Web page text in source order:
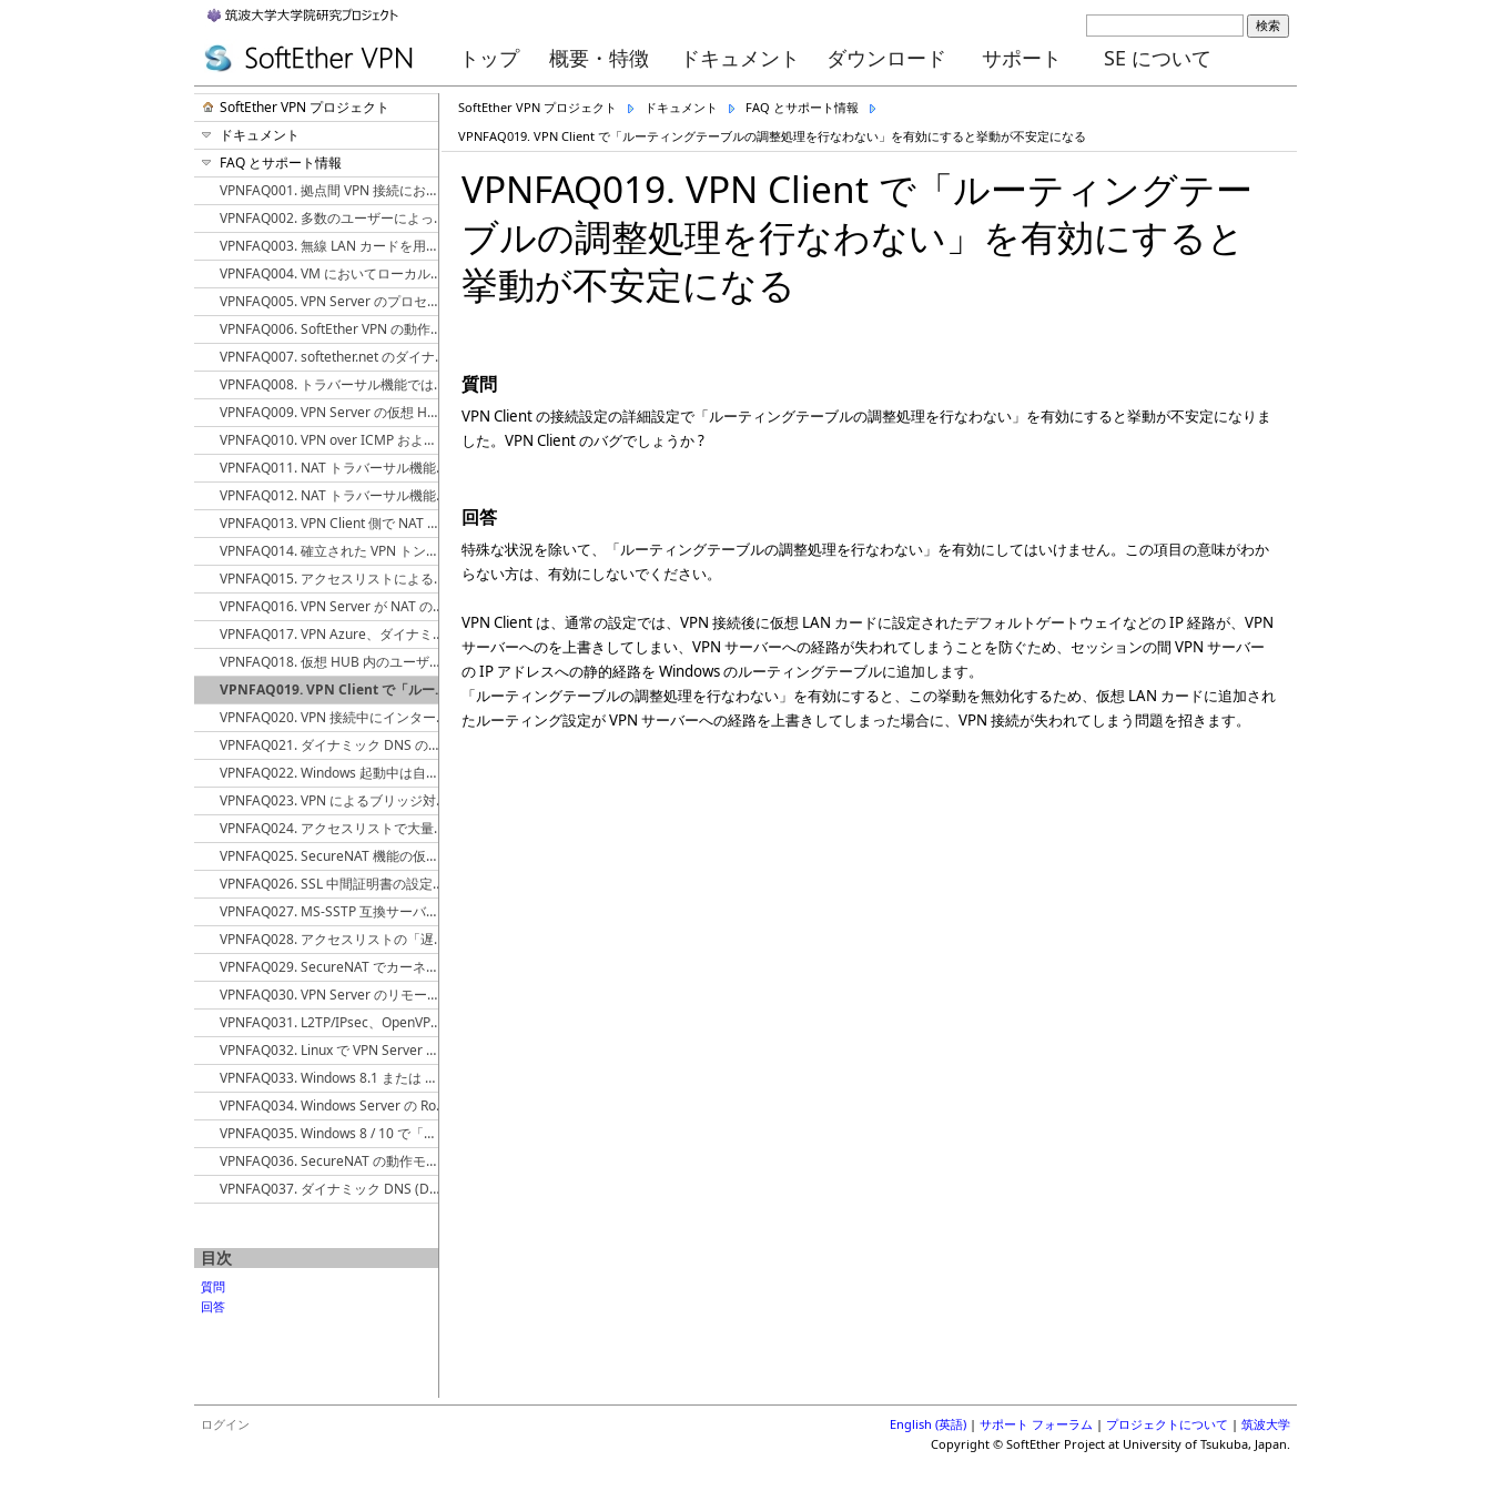
検索
トップ 概要・特徴 ドキュメント ダウンロード サポート SE について
SoftEther VPN プロジェクト
ドキュメント
FAQ とサポート情報
VPNFAQ001. 拠点間 VPN 接続における冗長構成を実現する方法
VPNFAQ002. 多数のユーザーによって使用されている VPN Server を冗長化し耐障害性を高める方法
VPNFAQ003. 無線 LAN カードを用いてローカルブリッジを構築する場合の注意事項
VPNFAQ004. VM においてローカルブリッジが正しく動作しない
VPNFAQ005. VPN Server のプロセスの CPU 使用率が何もしていないのに異常に高くなる
VPNFAQ006. SoftEther VPN の動作が不安定な場合はセキュリティソフトウェアが原因の場合が多い
VPNFAQ007. softether.net のダイナミック DNS のホスト名を他のサーバーに移行する方法
VPNFAQ008. トラバーサル機能ではどの UDP ポートを使用するか
VPNFAQ009. VPN Server の仮想 HUB を TCP パケットが通過するとき、Max Segment Size (MSS) の値が変更される
VPNFAQ010. VPN over ICMP および VPN over DNS はどのような条件で動作するか
VPNFAQ011. NAT トラバーサル機能を用いた通信が行なわれる条件
VPNFAQ012. NAT トラバーサル機能を強制的に使用し、直接 TCP/IP 接続を使用しない方法
VPNFAQ013. VPN Client 側で NAT トラバーサル機能を無効にする方法
VPNFAQ014. 確立された VPN トンネルがいずれのプロトコルで確立されているか確認する方法
VPNFAQ015. アクセスリストによるパケットフィルタを設定すると DHCP プロトコルによる IP アドレスの割当てに失敗する
VPNFAQ016. VPN Server が NAT の内側にある場合に、インターネット側からの VPN トンネルが数分に 1 回切断される
VPNFAQ017. VPN Azure、ダイナミック DNS および NAT トラバーサルは業務用途に使用できるか
VPNFAQ018. 仮想 HUB 内のユーザー値の ARP パケットをフィルタリングする方法
VPNFAQ019. VPN Client で「ルーティングテーブルの調整処理を行なわない」を有効にすると挙動が不安定になる
VPNFAQ020. VPN 接続中にインターネットとの間の通信が VPN を優先的に流れないようにする方法
VPNFAQ021. ダイナミック DNS のドメイン名における「.softether.net」と「.sedns.cn」の違いについて
VPNFAQ022. Windows 起動中は自動的に常時 VPN Client から VPN Server に接続する方法
VPNFAQ023. VPN によるブリッジ対象のセグメントが非プライベート IP アドレスである場合の設定
VPNFAQ024. アクセスリストで大量のユーザーをマッチ条件に指定したい
VPNFAQ025. SecureNAT 機能の仮想 NAT におけるセッション数の制限方法
VPNFAQ026. SSL 中間証明書の設定方法
VPNFAQ027. MS-SSTP 互換サーバー機能で証明書エラーが発生する
VPNFAQ028. アクセスリストの「遅延・パケットロス生成機能」は一体何に使うのか
VPNFAQ029. SecureNAT でカーネルモード NAT 有効時に除外する NIC インターフェイスの指定
VPNFAQ030. VPN Server のリモート管理の接続元 IP アドレスを限定したい
VPNFAQ031. L2TP/IPsec、OpenVPN、MS-SSTP でロードバランシングを実現する方法
VPNFAQ032. Linux で VPN Server のローカルブリッジを作成するとホストコンピュータ自身と通信できない
VPNFAQ033. Windows 8.1 または Windows Server 2012 R2 でローカルブリッジを使用するとフリーズする
VPNFAQ034. Windows Server の Routing and Remote Access と VPN Server を同時に使用すると Windows が不安定になる
VPNFAQ035. Windows 8 / 10 で「インターネットへの同時接続の数の最小化する」グループポリシー設定が未定義の場合、VPN Client をインストールすると WiFi アダプタと有線 Ethernet インターフェイスが同時に使用できるようになるという問題が発生する
VPNFAQ036. SecureNAT の動作モードにはどのような違いがありますか。
VPNFAQ037. ダイナミック DNS (DDNS) の使用(名前解決)を止めたい
目次
質問
回答
SoftEther VPN プロジェクト ドキュメント
FAQ とサポート情報
VPNFAQ019. VPN Client で「ルーティングテーブルの調整処理を行なわない」を有効にすると挙動が不安定になる
VPNFAQ019. VPN Client で「ルーティングテー
ブルの調整処理を行なわない」を有効にすると
挙動が不安定になる
質問
VPN Client の接続設定の詳細設定で「ルーティングテーブルの調整処理を行なわない」を有効にすると挙動が不安定になりま
した。VPN Client のバグでしょうか ?
回答
特殊な状況を除いて、「ルーティングテーブルの調整処理を行なわない」を有効にしてはいけません。この項目の意味がわか
らない方は、有効にしないでください。
VPN Client は、通常の設定では、VPN 接続後に仮想 LAN カードに設定されたデフォルトゲートウェイなどの IP 経路が、VPN
サーバーへのを上書きしてしまい、VPN サーバーへの経路が失われてしまうことを防ぐため、セッションの間 VPN サーバー
の IP アドレスへの静的経路を Windows のルーティングテーブルに追加します。
「ルーティングテーブルの調整処理を行なわない」を有効にすると、この挙動を無効化するため、仮想 LAN カードに追加され
たルーティング設定が VPN サーバーへの経路を上書きしてしまった場合に、VPN 接続が失われてしまう問題を招きます。
English (英語) | サポート フォーラム | プロジェクトについて | 筑波大学
Copyright © SoftEther Project at University of Tsukuba, Japan.
ログイン